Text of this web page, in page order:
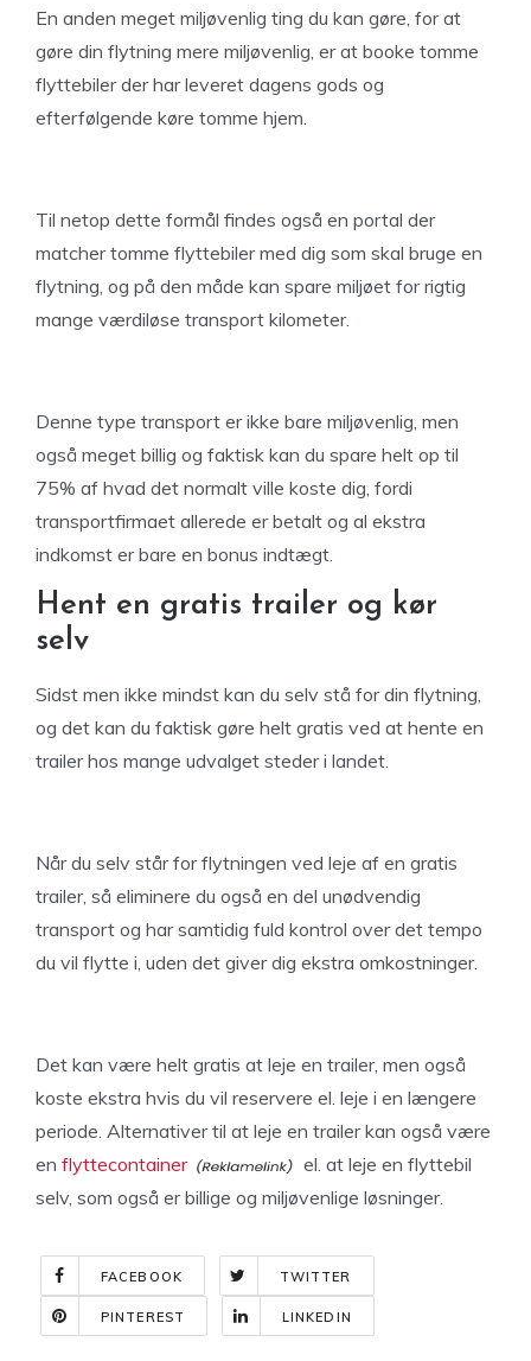
En anden meget miljøvenlig ting du kan gøre, for at
gøre din flytning mere miljøvenlig, er at booke tomme
flyttebiler der har leveret dagens gods og
efterfølgende køre tomme hjem.
Til netop dette formål findes også en portal der
matcher tomme flyttebiler med dig som skal bruge en
flytning, og på den måde kan spare miljøet for rigtig
mange værdiløse transport kilometer.
Denne type transport er ikke bare miljøvenlig, men
også meget billig og faktisk kan du spare helt op til
75% af hvad det normalt ville koste dig, fordi
transportfirmaet allerede er betalt og al ekstra
indkomst er bare en bonus indtægt.
Hent en gratis trailer og kør
selv
Sidst men ikke mindst kan du selv stå for din flytning,
og det kan du faktisk gøre helt gratis ved at hente en
trailer hos mange udvalget steder i landet.
Når du selv står for flytningen ved leje af en gratis
trailer, så eliminere du også en del unødvendig
transport og har samtidig fuld kontrol over det tempo
du vil flytte i, uden det giver dig ekstra omkostninger.
Det kan være helt gratis at leje en trailer, men også
koste ekstra hvis du vil reservere el. leje i en længere
periode. Alternativer til at leje en trailer kan også være
en flyttecontainer
el. at leje en flyttebil
selv, som også er billige og miljøvenlige løsninger.
FACEBOOK TWITTER
PINTEREST LINKEDIN